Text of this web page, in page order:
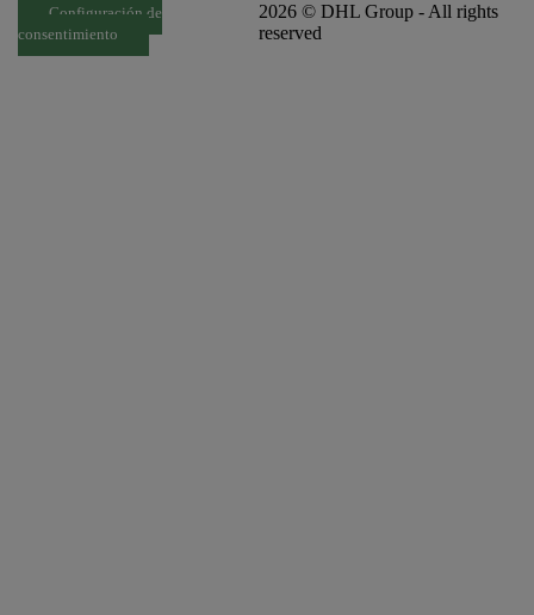
Configuración de
consentimiento
2026 © DHL Group - All rights
reserved